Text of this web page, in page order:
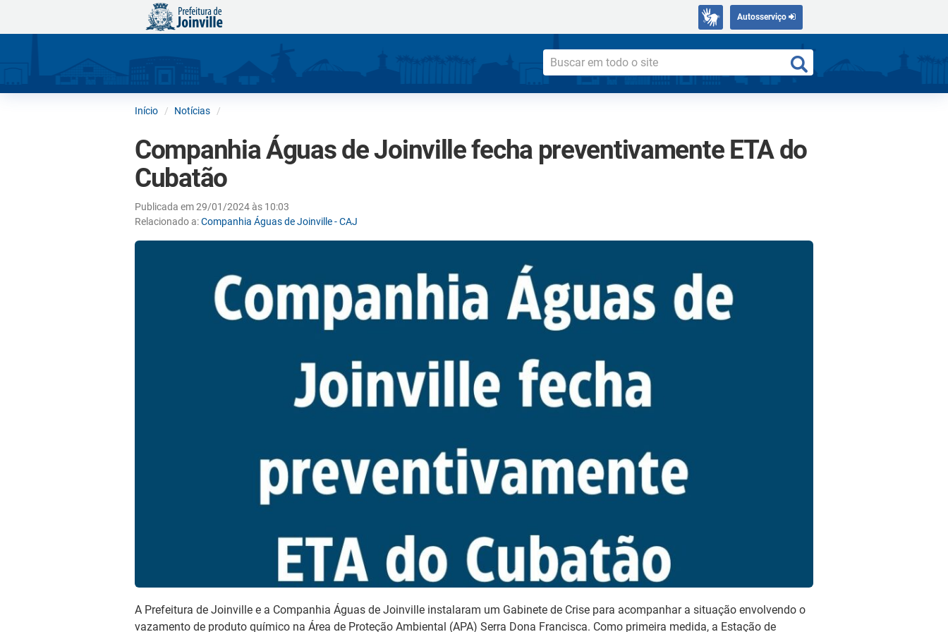
Autosserviço
Início Notícias
Companhia Águas de Joinville fecha preventivamente ETA do
Cubatão
Publicada em 29/01/2024 às 10:03
Relacionado a:Companhia Águas de Joinville - CAJ
A Prefeitura de Joinville e a Companhia Águas de Joinville instalaram um Gabinete de Crise para acompanhar a situação envolvendo o
vazamento de produto químico na Área de Proteção Ambiental (APA) Serra Dona Francisca. Como primeira medida, a Estação de